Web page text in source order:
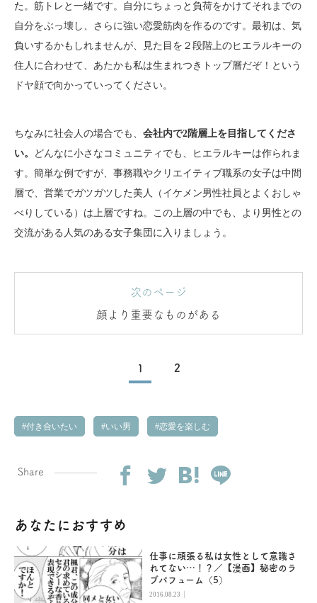
た。筋トレと一緒です。自分にちょっと負荷をかけてそれまでの
自分をぶっ壊し、さらに強い恋愛筋肉を作るのです。最初は、気
負いするかもしれませんが、見た目を２段階上のヒエラルキーの
住人に合わせて、あたかも私は生まれつきトップ層だぞ！という
ドヤ顔で向かっていってください。
ちなみに社会人の場合でも、 会社内で2階層上を目指してくださ
い。
どんなに小さなコミュニティでも、ヒエラルキーは作られま
す。簡単な例ですが、事務職やクリエイティブ職系の女子は中間
層で、営業でガツガツした美人（イケメン男性社員とよくおしゃ
べりしている）は上層ですね。この上層の中でも、より男性との
交流がある人気のある女子集団に入りましょう。
次のページ
顔より重要なものがある
1 2
付き合いたい いい男 恋愛を楽しむ
Share
あなたにおすすめ
仕事に頑張る私は女性として意識さ
れてない…！？／【漫画】秘密のラ
ブパフューム（5）
2016.08.23 |